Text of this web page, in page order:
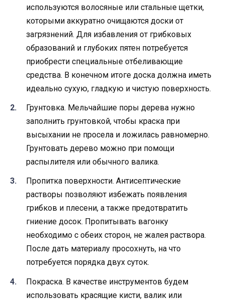
используются волосяные или стальные щетки,
которыми аккуратно очищаются доски от
загрязнений. Для избавления от грибковых
образований и глубоких пятен потребуется
приобрести специальные отбеливающие
средства. В конечном итоге доска должна иметь
идеально сухую, гладкую и чистую поверхность.
Грунтовка. Мельчайшие поры дерева нужно
заполнить грунтовкой, чтобы краска при
высыхании не просела и ложилась равномерно.
Грунтовать дерево можно при помощи
распылителя или обычного валика.
Пропитка поверхности. Антисептические
растворы позволяют избежать появления
грибков и плесени, а также предотвратить
гниение досок. Пропитывать вагонку
необходимо с обеих сторон, не жалея раствора.
После дать материалу просохнуть, на что
потребуется порядка двух суток.
Покраска. В качестве инструментов будем
использовать красящие кисти, валик или